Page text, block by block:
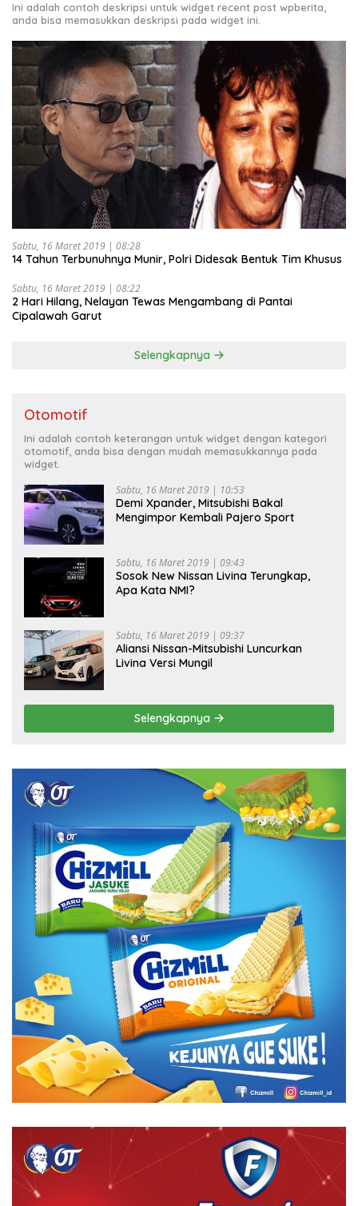
Ini adalah contoh deskripsi untuk widget recent post wpberita,
anda bisa memasukkan deskripsi pada widget ini.
Sabtu, 16 Maret 2019 | 08:28
14 Tahun Terbunuhnya Munir, Polri Didesak Bentuk Tim Khusus
Sabtu, 16 Maret 2019 | 08:22
2 Hari Hilang, Nelayan Tewas Mengambang di Pantai
Cipalawah Garut
Selengkapnya
Otomotif
Ini adalah contoh keterangan untuk widget dengan kategori
otomotif, anda bisa dengan mudah memasukkannya pada
widget.
Sabtu, 16 Maret 2019 | 10:53
Demi Xpander, Mitsubishi Bakal
Mengimpor Kembali Pajero Sport
Sabtu, 16 Maret 2019 | 09:43
Sosok New Nissan Livina Terungkap,
Apa Kata NMI?
Sabtu, 16 Maret 2019 | 09:37
Aliansi Nissan-Mitsubishi Luncurkan
Livina Versi Mungil
Selengkapnya